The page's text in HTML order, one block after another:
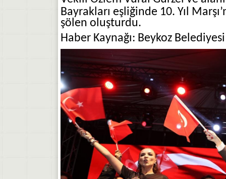
Bayrakları eşliğinde 10. Yıl
şölen oluşturdu.
Haber Kaynağı: Beykoz